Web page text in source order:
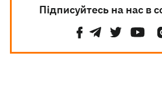
Підписуйтесь на нас в